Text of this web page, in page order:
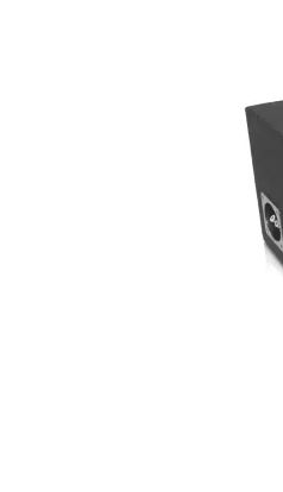
dBVox Kopplingsplint 6xM8 Svart